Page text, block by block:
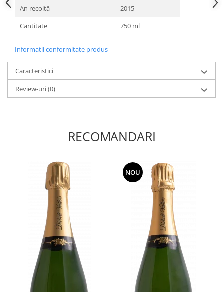
An recoltă
2015
Cantitate
750 ml
Informatii conformitate produs
Caracteristici
Review-uri(0)
RECOMANDARI
NOU